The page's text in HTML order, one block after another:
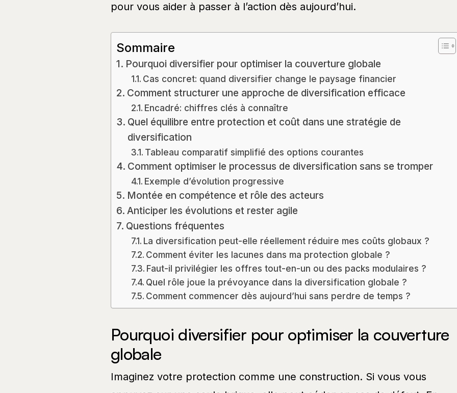
pour vous aider à passer à l’action dès aujourd’hui.
Sommaire
Pourquoi diversifier pour optimiser la couverture globale
Cas concret: quand diversifier change le paysage financier
Comment structurer une approche de diversification efficace
Encadré: chiffres clés à connaître
Quel équilibre entre protection et coût dans une stratégie de
diversification
Tableau comparatif simplifié des options courantes
Comment optimiser le processus de diversification sans se tromper
Exemple d’évolution progressive
Montée en compétence et rôle des acteurs
Anticiper les évolutions et rester agile
Questions fréquentes
La diversification peut-elle réellement réduire mes coûts globaux ?
Comment éviter les lacunes dans ma protection globale ?
Faut-il privilégier les offres tout-en-un ou des packs modulaires ?
Quel rôle joue la prévoyance dans la diversification globale ?
Comment commencer dès aujourd’hui sans perdre de temps ?
Pourquoi diversifier pour optimiser la couverture
globale
Imaginez votre protection comme une construction. Si vous vous